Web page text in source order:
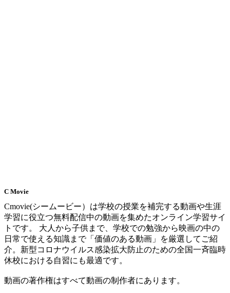
C Movie
Cmovie(シームービー）は学校の授業を補完する動画や生涯
学習に役立つ無料配信中の動画を集めたオンライン学習サイ
トです。 大人から子供まで、学校での勉強から映画の中の
日常で使える知識まで「価値のある動画」を厳選してご紹
介。新型コロナウイルス感染拡大防止のための全国一斉臨時
休校における自習にも最適です。
動画の著作権はすべて動画の制作者にあります。